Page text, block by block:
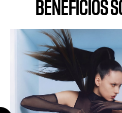
BENEFICIOS